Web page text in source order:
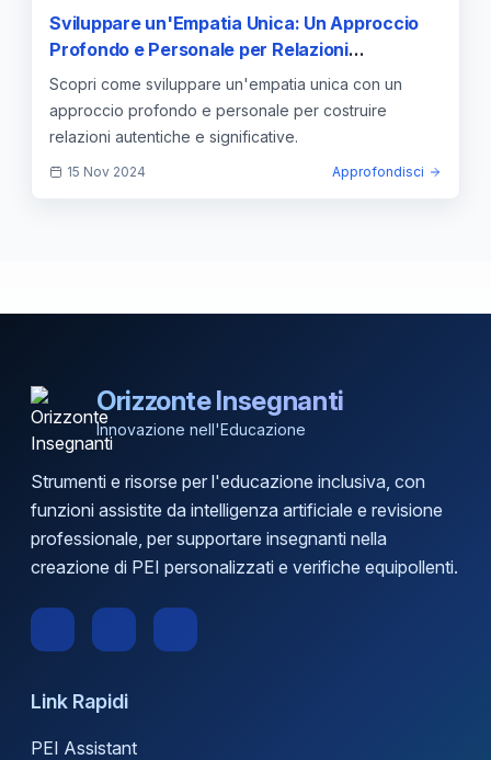
Sviluppare un'Empatia Unica: Un Approccio
Profondo e Personale per Relazioni
Autentiche
Scopri come sviluppare un'empatia unica con un
approccio profondo e personale per costruire
relazioni autentiche e significative.
15 Nov 2024 Approfondisci
Orizzonte Insegnanti
Innovazione nell'Educazione
Strumenti e risorse per l'educazione inclusiva, con
funzioni assistite da intelligenza artificiale e revisione
professionale, per supportare insegnanti nella
creazione di PEI personalizzati e verifiche equipollenti.
Link Rapidi
PEI Assistant